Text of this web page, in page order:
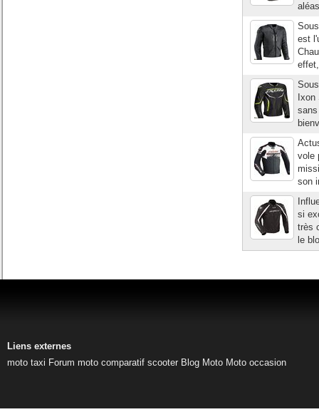
est
vole
son
si
très
le
Liens externes
moto taxi Forum moto comparatif scooter Blog Moto Moto occasion